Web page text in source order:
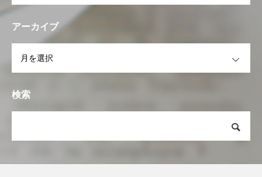
アーカイブ
検索